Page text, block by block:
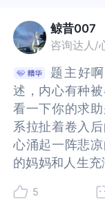
感自由流动，
些恨的存在，
你会体会到，
起作用的，就
着，在悲伤着
时候你要学会
会自我安抚。
己的丧失哀悼
变来证明你得
动，不评判也
在，学会耐受
到，当你允许
的，就是你得
悲伤着，深深
要学会为自己
安抚。内心安
失哀悼的能力
明你得到了爱
难中生存有关
让人从不同角度
有关。很多事
同角度看到自己
存？我们的追
程。简单分享
由并有力量的
态，我们无法
而产生的内在
后看得到自己
闯出一片安身
事，我想，这
有多强，而是
们的追求和理
单分享我眼中
力量的在这个
们无法掌控，
的内在波动与
到自己的选择
片安身之所。
想，这里面的
强，而是自己
芥蒂并重建边
在皮特·沃克的
的关系，也好
的案例，遭受
被忽视的那一
本身也是一种
表“我完全不被
愈的创伤”。从
开多久的事情
（过早的分离创
家方当众对父
边界。你已经
的《不原谅也
好过没有关系”
受家暴的孩子
一个，遭受的
种链接，非常
被需要”的遗弃
从文字里，看
情，可以确定
离创伤）·父亲
父亲的指责（贬
鲸昔007
咨询达人/
题主好
述，内心有种
看一下你的求
系拉扯着卷入
心涌起一阵悲
的妈妈和人生
你支持和帮助
述，内心有种
看一下你的求
系拉扯着卷入
心涌起一阵悲
的妈妈和人生
和帮助，你的
5